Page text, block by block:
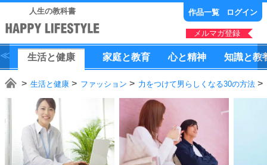
人生の教科書 作品一覧 ログイン
メルマガ登録
生活と健康 家庭と教育 心と精神 知識と教
生活と健康 ファッション 力をつけて男らしくなる30の方法